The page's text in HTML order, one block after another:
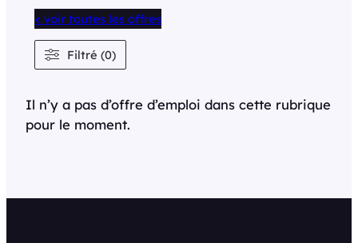
Il n’y a pas d’offre d’emploi dans cette rubrique
pour le moment.
< voir toutes les offres
Filtré (0)